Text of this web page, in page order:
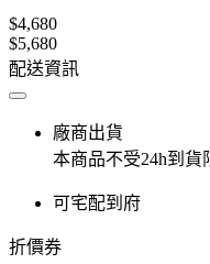
$4,680
$5,680
配送資訊
廠商出貨
本商品不受24h到貨
可宅配到府
折價券